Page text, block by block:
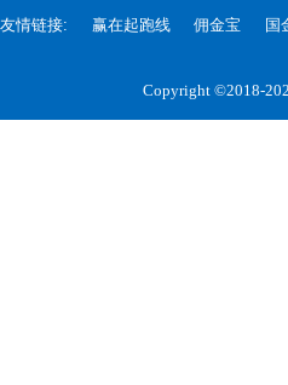
友情链接: 赢在起跑线 佣金宝 国
Copyright ©2018-